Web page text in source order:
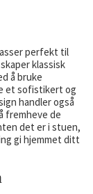
perfekt til
klassisk
å bruke
et sofistikert og
handler også
fremheve de
det er i stuen,
gi hjemmet ditt